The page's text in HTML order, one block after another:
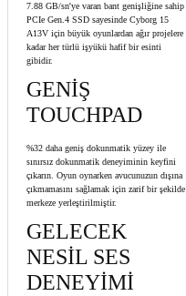
7.88 GB/sn'ye varan bant genişliğine sahip
PCIe Gen.4 SSD sayesinde Cyborg 15
A13V için büyük oyunlardan ağır projelere
kadar her türlü işyükü hafif bir esinti
gibidir.
GENİŞ
TOUCHPAD
%32 daha geniş dokunmatik yüzey ile
sınırsız dokunmatik deneyiminin keyfini
çıkarın. Oyun oynarken avucunuzun dışına
çıkmamasını sağlamak için zarif bir şekilde
merkeze yerleştirilmiştir.
GELECEK
NESİL SES
DENEYİMİ